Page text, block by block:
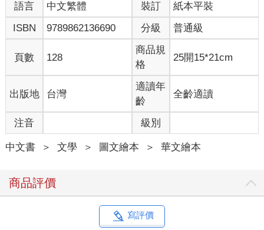
語言 中文繁體 裝訂
紙本平裝
ISBN
9789862136690 分級 普通級
頁數 128
商品規
格
25開15*21cm
出版地 台灣
適讀年
齡
全齡適讀
注音 級別
中文書 ＞ 文學 ＞ 圖文繪本 ＞ 華文繪本
商品評價
寫評價